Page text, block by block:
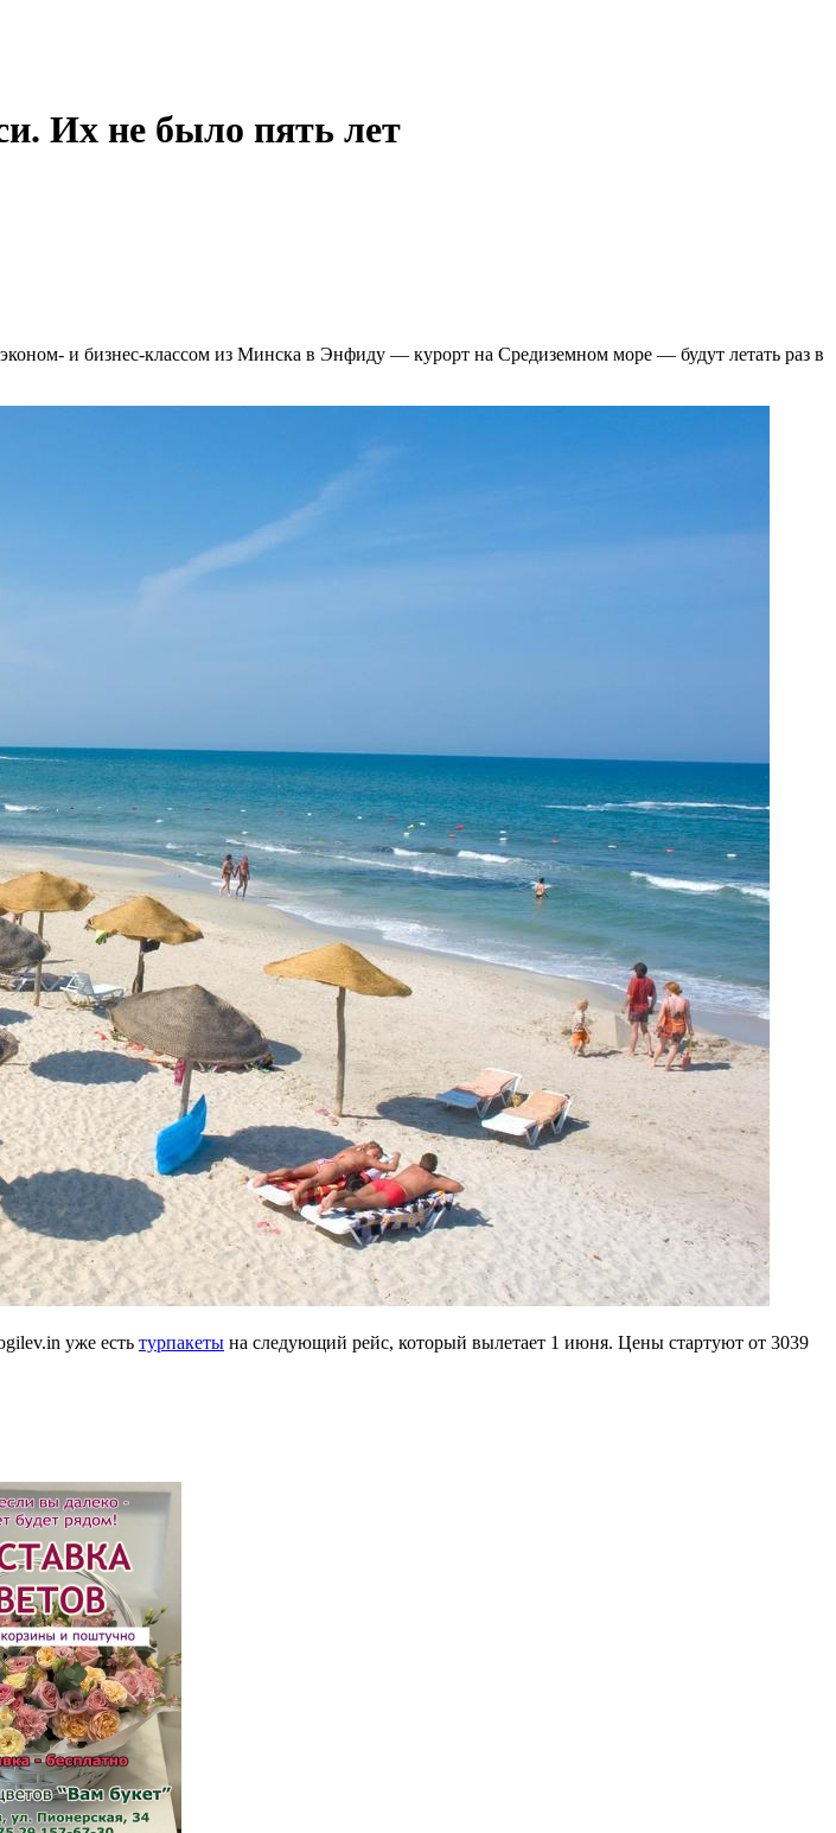
Их не было пять лет
и бизнес-классом из Минска в Энфиду — курорт на Средиземном море — будут летать раз в
уже есть турпакеты на следующий рейс, который вылетает 1 июня. Цены стартуют от 3039